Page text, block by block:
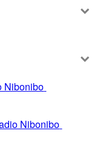
Nibonibo
Nibonibo